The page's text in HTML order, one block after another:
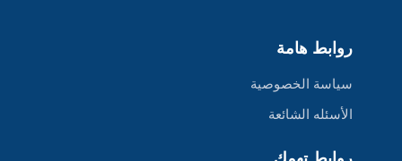
روابط هامة
سياسة الخصوصية
الأسئله الشائعة